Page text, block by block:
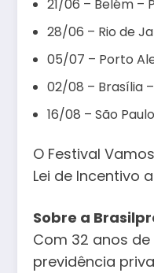
21/06 – Belém –
28/06 – Rio de
05/07 – Porto
02/08 – Brasília
16/08 – São
O Festival
Lei de Incentivo
Sobre a
Com 32 anos
previdência